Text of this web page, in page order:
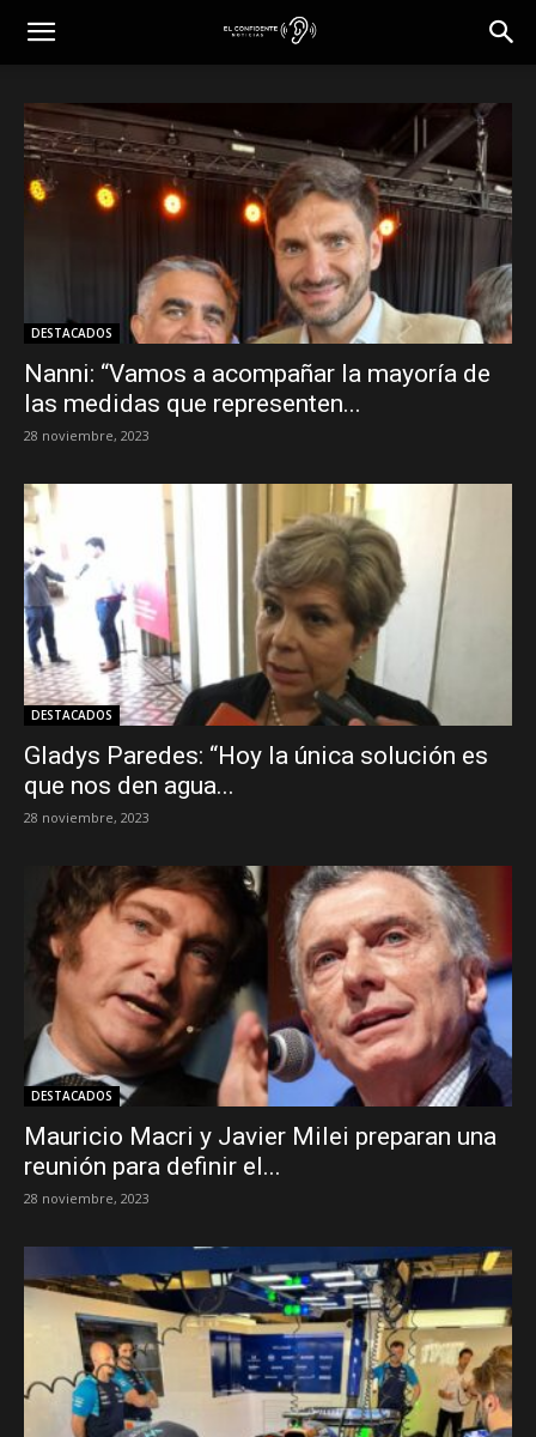
DESTACADOS
Nanni: “Vamos a acompañar la mayoría de
las medidas que representen...
28 noviembre, 2023
DESTACADOS
Gladys Paredes: “Hoy la única solución es
que nos den agua...
28 noviembre, 2023
DESTACADOS
Mauricio Macri y Javier Milei preparan una
reunión para definir el...
28 noviembre, 2023